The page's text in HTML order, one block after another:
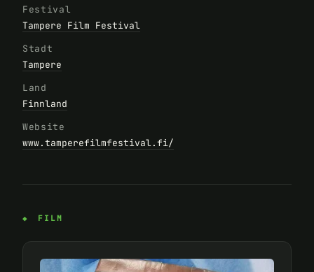
Festival
Tampere Film Festival
Stadt
Tampere
Land
Finnland
Website
www.tamperefilmfestival.fi/
FILM